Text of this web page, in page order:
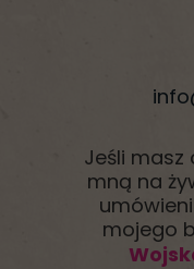
Jeśli
mną na
mojego